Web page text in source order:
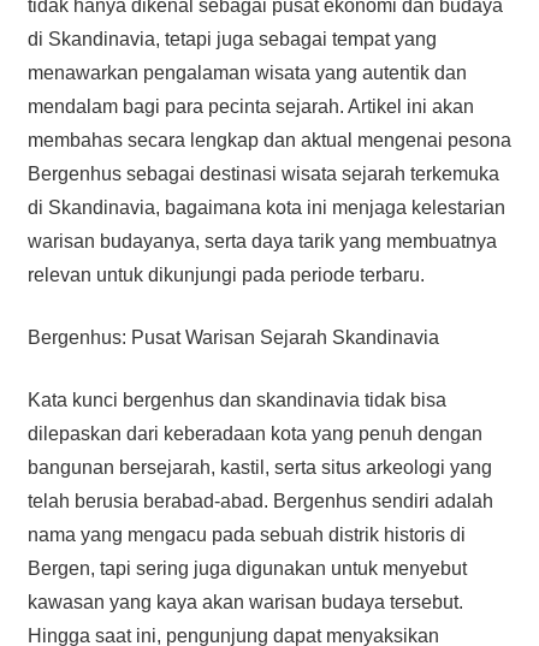
tidak hanya dikenal sebagai pusat ekonomi dan budaya
di Skandinavia, tetapi juga sebagai tempat yang
menawarkan pengalaman wisata yang autentik dan
mendalam bagi para pecinta sejarah. Artikel ini akan
membahas secara lengkap dan aktual mengenai pesona
Bergenhus sebagai destinasi wisata sejarah terkemuka
di Skandinavia, bagaimana kota ini menjaga kelestarian
warisan budayanya, serta daya tarik yang membuatnya
relevan untuk dikunjungi pada periode terbaru.
Bergenhus: Pusat Warisan Sejarah Skandinavia
Kata kunci bergenhus dan skandinavia tidak bisa
dilepaskan dari keberadaan kota yang penuh dengan
bangunan bersejarah, kastil, serta situs arkeologi yang
telah berusia berabad-abad. Bergenhus sendiri adalah
nama yang mengacu pada sebuah distrik historis di
Bergen, tapi sering juga digunakan untuk menyebut
kawasan yang kaya akan warisan budaya tersebut.
Hingga saat ini, pengunjung dapat menyaksikan